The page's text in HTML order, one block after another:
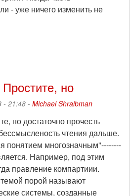
- уже ничего изменить не
но
- 21:48 - Michael Shraibman
но достаточно прочесть
чтения дальше.
понятием многозначным"--------
Например, под этим
правление компартиии.
порой называют
системы, созданные